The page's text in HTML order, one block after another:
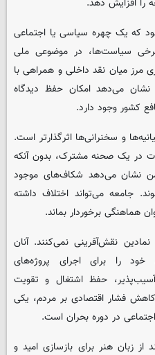
که یک چهره سیاسی یا اجتماعی
سیاست‌ها، در موضوعی ملی
مرز میان نقد داخلی و همراهی با
می‌دهد امکان حفظ دیدگاه
کشور وجود دارد.
و سخنرانی‌ها اثرگذارتر است.
در یک صحنه مشترک، بدون آنکه
نشان می‌دهد شکاف‌های موجود
جامعه می‌تواند اختلاف داشته
هماهنگی برخوردار بماند.
نقش‌آفرینی نمی‌کنند. آنان
خود را برای اجرای پروژه‌های
حفظ اشتغال و تقویت
فشار اقتصادی بر مردم، یکی
در دوره بحران است.
از زبان هنر برای بازسازی امید و